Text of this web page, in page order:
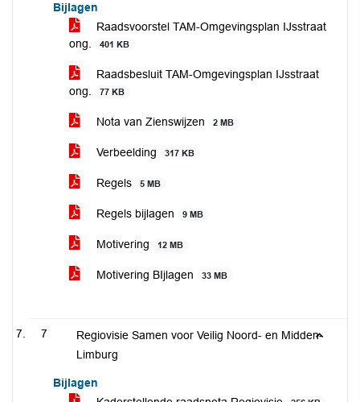
Bijlagen
Raadsvoorstel TAM-Omgevingsplan IJsstraat
ong.
401 KB
Raadsbesluit TAM-Omgevingsplan IJsstraat
ong.
77 KB
Nota van Zienswijzen 2 MB
Verbeelding 317 KB
Regels 5 MB
Regels bijlagen 9 MB
Motivering 12 MB
Motivering BIjlagen 33 MB
7
Regiovisie Samen voor Veilig Noord- en Midden-
Limburg
Bijlagen